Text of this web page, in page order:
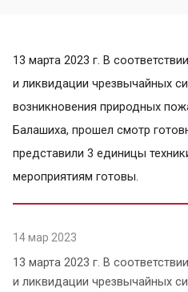
13 марта 2023 г. В
и ликвидации чрезвычайных
возникновения природных
Балашиха, прошел смотр
представили 3 единицы
мероприятиям готовы.
14 мар 2023
13 марта 2023 г. В
и ликвидации чрезвычайных